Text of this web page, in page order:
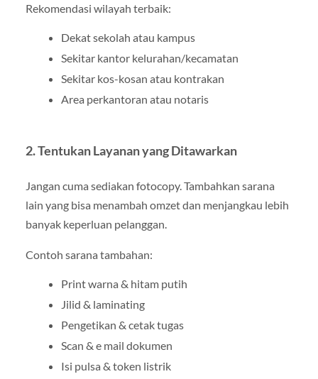
Rekomendasi wilayah terbaik:
Dekat sekolah atau kampus
Sekitar kantor kelurahan/kecamatan
Sekitar kos-kosan atau kontrakan
Area perkantoran atau notaris
2. Tentukan Layanan yang Ditawarkan
Jangan cuma sediakan fotocopy. Tambahkan sarana
lain yang bisa menambah omzet dan menjangkau lebih
banyak keperluan pelanggan.
Contoh sarana tambahan:
Print warna & hitam putih
Jilid & laminating
Pengetikan & cetak tugas
Scan & e mail dokumen
Isi pulsa & token listrik